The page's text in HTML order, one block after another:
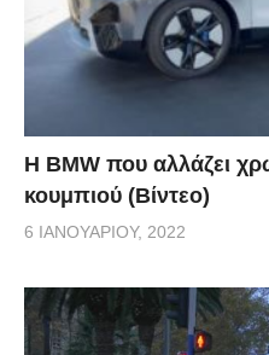
Η BMW που αλλάζει
κουμπιού (Βίντεο)
6 ΙΑΝΟΥΑΡΊΟΥ, 2022